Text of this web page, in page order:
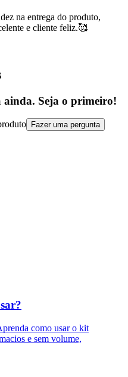
na entrega do produto,
e cliente feliz.🥰
Seja o primeiro!
Fazer uma pergunta
como usar o kit
e sem volume,